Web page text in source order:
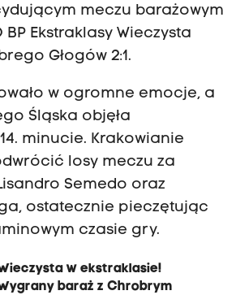
meczu barażowym
BP Ekstraklasy Wieczysta
Głogów 2:1.
w ogromne emocje, a
Śląska objęła
minucie. Krakowianie
losy meczu za
Semedo oraz
ostatecznie pieczętując
czasie gry.
w ekstraklasie!
baraż z Chrobrym